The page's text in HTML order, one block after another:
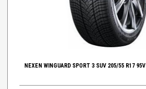
NEXEN WINGUARD SPORT 3 SUV 205/55 R17 95V